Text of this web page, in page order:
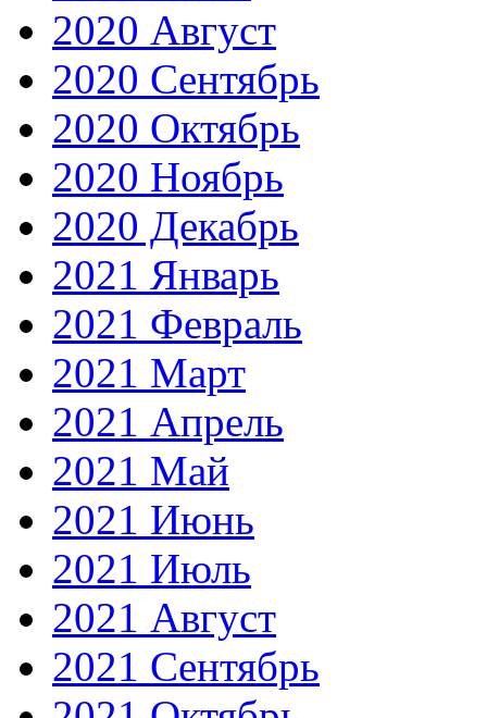
2020 Август
2020 Сентябрь
2020 Октябрь
2020 Ноябрь
2020 Декабрь
2021 Январь
2021 Февраль
2021 Март
2021 Апрель
2021 Май
2021 Июнь
2021 Июль
2021 Август
2021 Сентябрь